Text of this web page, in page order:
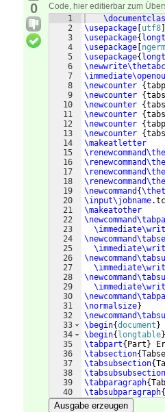
0 Code, hier editierbar zum
1
2
3
4
5
6
7
8
9
10
11
12
13
14
15
16
17
18
19
20
21
22
23
24
25
26
27
28
29
30
31
32
33
34
35
36
37
38
39
40
41
\usepackage utf8
\usepackage{
\usepackage
\usepackage{
\newcounter {
\newcounter {
\newcounter {
\newcounter {
\newcounter {
\newcounter {
\makeatletter
\newcommand {
\input\jobname
\makeatother
\normalsize}
\begin{document }
\begin{ longtable}
\tabpart{ Part }
\tabsection{
\tabsubsection{
\tabsubsubsection
\tabparagraph{
\tabsubparagraph{
\tabpart{Part
Ausgabe erzeugen